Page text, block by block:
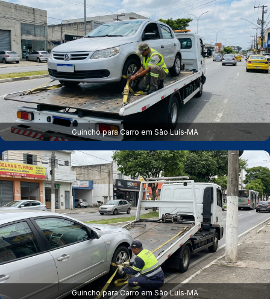
Guincho para Carro em São Luís‑MA
Guincho para Carro em São Luís‑MA